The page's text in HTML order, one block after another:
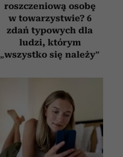
roszczeniową osobę
w towarzystwie? 6
zdań typowych dla
ludzi, którym
„wszystko się należy”